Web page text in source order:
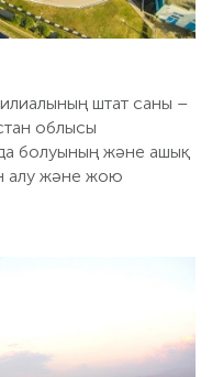
штат саны –
облысы
болуының және ашық
алу және жою